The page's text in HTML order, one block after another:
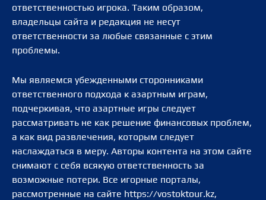
ответственностью игрока. Таким образом,
владельцы сайта и редакция не несут
ответственности за любые связанные с этим
проблемы.
Мы являемся убежденными сторонниками
ответственного подхода к азартным играм,
подчеркивая, что азартные игры следует
рассматривать не как решение финансовых проблем,
а как вид развлечения, которым следует
наслаждаться в меру. Авторы контента на этом сайте
снимают с себя всякую ответственность за
возможные потери. Все игорные порталы,
рассмотренные на сайте https://vostoktour.kz,